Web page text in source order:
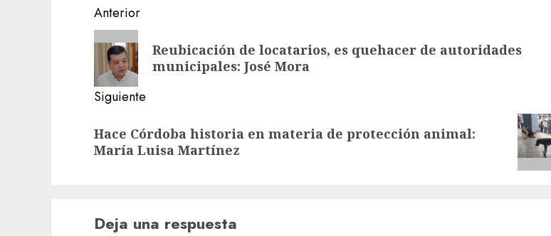
Navegación
de
entradas
Anterior
Entrada
anterior:
Reubicación de locatarios, es quehacer de autoridades
municipales: José Mora
Siguiente
entrada:
Hace Córdoba historia en materia de protección animal:
María Luisa Martínez
Deja una respuesta